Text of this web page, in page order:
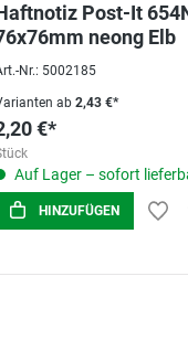
Post-It
neong Elb
Nr.: 5002185
ab2,43 €*
€*
Auf Lager – sofort
HINZUFÜGEN